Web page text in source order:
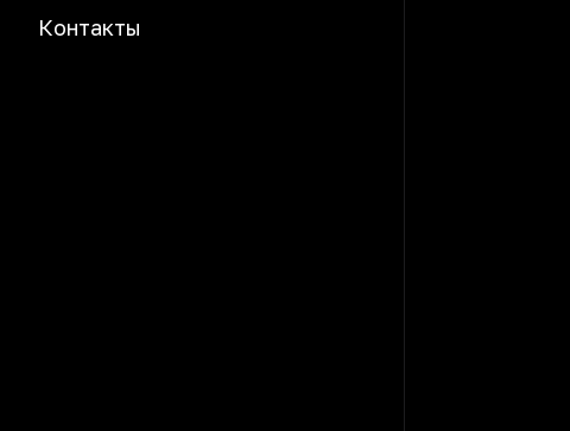
Контакты